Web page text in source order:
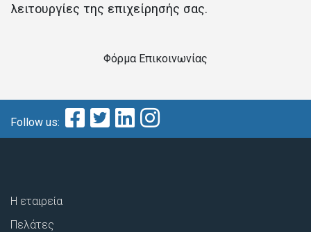
λειτουργίες της επιχείρησής σας.
Φόρμα Επικοινωνίας
Follow us:
Η εταιρεία
Πελάτες